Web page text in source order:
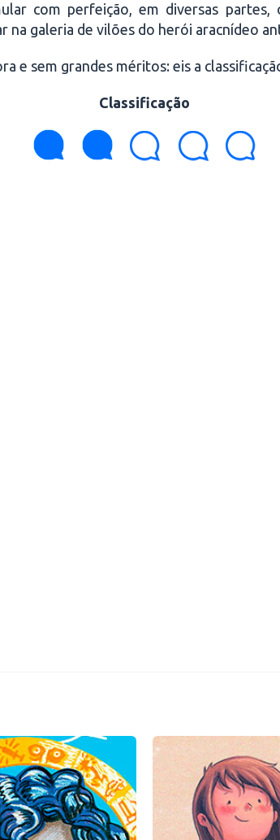
com perfeição, em diversas
galeria de vilões do herói aracnídeo
e sem grandes méritos: eis a
Classificação